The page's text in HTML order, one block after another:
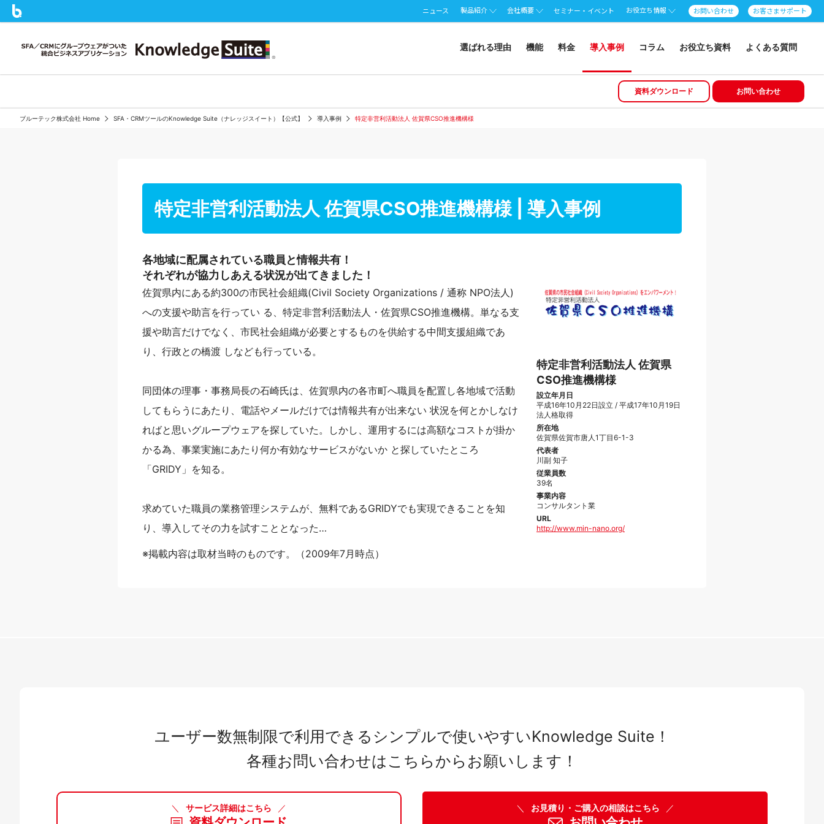
ニュース 製品紹介 会社概要 セミナー・イベント お役立ち情報 お問い合わせ お客さまサポート
選ばれる理由 機能 料金 導入事例 コラム お役立ち資料 よくある質問
資料ダウンロード お問い合わせ
ブルーテック株式会社 Home SFA・CRMツールのKnowledge Suite（ナレッジスイート）【公式】 導入事例 特定非営利活動法人 佐賀県CSO推進機構様
特定非営利活動法人 佐賀県CSO推進機構様 | 導入事例
各地域に配属されている職員と情報共有！
それぞれが協力しあえる状況が出てきました！
佐賀県内にある約300の市民社会組織(Civil Society Organizations / 通称 NPO法人)
への支援や助言を行ってい る、特定非営利活動法人・佐賀県CSO推進機構。単なる支
援や助言だけでなく、市民社会組織が必要とするものを供給する中間支援組織であ
り、行政との橋渡 しなども行っている。
同団体の理事・事務局長の石崎氏は、佐賀県内の各市町へ職員を配置し各地域で活動
してもらうにあたり、電話やメールだけでは情報共有が出来ない 状況を何とかしなけ
ればと思いグループウェアを探していた。しかし、運用するには高額なコストが掛か
かる為、事業実施にあたり何か有効なサービスがないか と探していたところ
「GRIDY」を知る。
求めていた職員の業務管理システムが、無料であるGRIDYでも実現できることを知
り、導入してその力を試すこととなった…
特定非営利活動法人 佐賀県
CSO推進機構様
設立年月日
平成16年10月22日設立 / 平成17年10月19日
法人格取得
所在地
佐賀県佐賀市唐人1丁目6-1-3
代表者
川副 知子
従業員数
39名
事業内容
コンサルタント業
URL
http://www.min-nano.org/
※掲載内容は取材当時のものです。（2009年7月時点）
ユーザー数無制限で利用できるシンプルで使いやすいKnowledge Suite！
各種お問い合わせはこちらからお願いします！
＼ サービス詳細はこちら ／ ＼ お見積り・ご購入の相談はこちら ／